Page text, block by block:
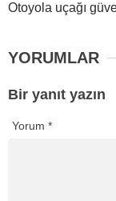
Otoyola uçağı
YORUMLAR
Bir yanıt yazın
Yorum *